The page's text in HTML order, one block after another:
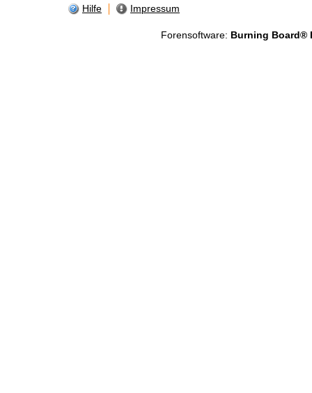
Hilfe Impressum
Forensoftware: Burning Board®